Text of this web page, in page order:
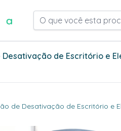
O que você esta
Desativação de Escritório e
de Desativação de Escritório e